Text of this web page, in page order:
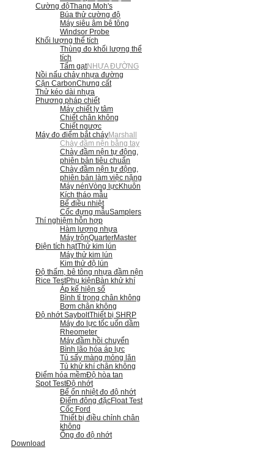
Cường độThang Moh's
Búa thử cường độ
Máy siêu âm bê tông
Windsor Probe
Khối lượng thể tích
Thùng đo khối lượng thể
tích
Tấm gạtNHỰA ĐƯỜNG
Nồi nấu chảy nhựa đường
Cặn CarbonChưng cất
Thử kéo dài nhựa
Phương pháp chiết
Máy chiết ly tâm
Chiết chân không
Chiết ngược
Máy đo điểm bắt cháyMarshall
Chày đầm nện bằng tay
Chày đầm nện tự động,
phiên bản tiêu chuẩn
Chày đầm nện tự động,
phiên bản làm việc nặng
Máy nénVòng lựcKhuôn
Kích tháo mẫu
Bể điều nhiệt
Cốc đựng mẫuSamplers
Thí nghiệm hỗn hợp
Hàm lượng nhựa
Máy trộnQuarterMaster
Điện tích hạtThử kim lún
Máy thử kim lún
Kim thử độ lún
Độ thấm, bê tông nhựa đầm nện
Rice TestPhụ kiện Bàn khử khí
Áp kế hiện số
Bình tỉ trọng chân không
Bơm chân không
Độ nhớt SayboltThiết bị SHRP
Máy đo lực tốc uốn dầm
Rheometer
Máy đầm hồi chuyển
Bình lão hóa áp lực
Tủ sấy màng mỏng lăn
Tủ khử khí chân không
Điểm hóa mềmĐộ hòa tan
Spot TestĐộ nhớt
Bể ổn nhiệt đo độ nhớt
Điểm đông đặcFloat Test
Cốc Ford
Thiết bị điều chỉnh chân
không
Ống đo độ nhớt
Download